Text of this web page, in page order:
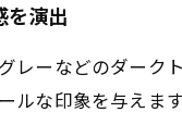
を演出
レーなどのダーク
ルな印象を与えま